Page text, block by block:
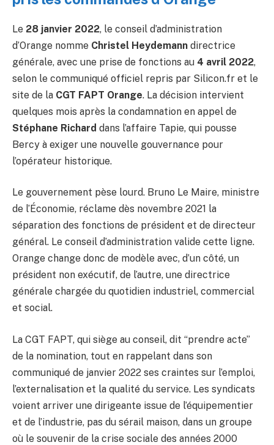
Le 28 janvier 2022, le conseil d’administration
d’Orange nomme Christel Heydemann directrice
générale, avec une prise de fonctions au 4 avril 2022,
selon le communiqué officiel repris par Silicon.fr et le
site de la CGT FAPT Orange. La décision intervient
quelques mois après la condamnation en appel de
Stéphane Richard dans l’affaire Tapie, qui pousse
Bercy à exiger une nouvelle gouvernance pour
l’opérateur historique.
Le gouvernement pèse lourd. Bruno Le Maire, ministre
de l’Économie, réclame dès novembre 2021 la
séparation des fonctions de président et de directeur
général. Le conseil d’administration valide cette ligne.
Orange change donc de modèle avec, d’un côté, un
président non exécutif, de l’autre, une directrice
générale chargée du quotidien industriel, commercial
et social.
La CGT FAPT, qui siège au conseil, dit “prendre acte”
de la nomination, tout en rappelant dans son
communiqué de janvier 2022 ses craintes sur l’emploi,
l’externalisation et la qualité du service. Les syndicats
voient arriver une dirigeante issue de l’équipementier
et de l’industrie, pas du sérail maison, dans un groupe
où le souvenir de la crise sociale des années 2000